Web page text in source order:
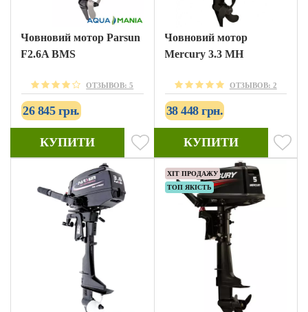
Човновий мотор Parsun
F2.6A BMS
ОТЗЫВОВ: 5
26 845 грн.
КУПИТИ
Човновий мотор
Mercury 3.3 MH
ОТЗЫВОВ: 2
38 448 грн.
КУПИТИ
ХІТ ПРОДАЖУ
ТОП ЯКІСТЬ